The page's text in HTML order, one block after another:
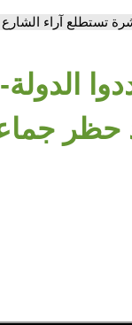
تستطلع آراء
حظر